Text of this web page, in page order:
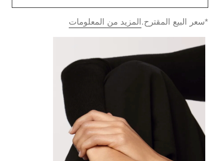
↩
*سعر البيع المقترح. المزيد من المعلومات